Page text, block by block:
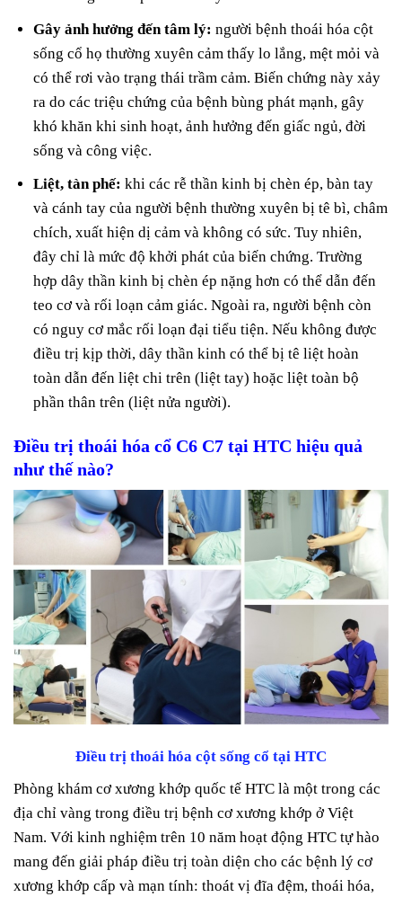
Gây ảnh hưởng đến tâm lý:người bệnh thoái hóa cột
sống cổ họ thường xuyên cảm thấy lo lắng, mệt mỏi và
có thể rơi vào trạng thái trầm cảm. Biến chứng này xảy
ra do các triệu chứng của bệnh bùng phát mạnh, gây
khó khăn khi sinh hoạt, ảnh hưởng đến giấc ngủ, đời
sống và công việc.
Liệt, tàn phế:khi các rễ thần kinh bị chèn ép, bàn tay
và cánh tay của người bệnh thường xuyên bị tê bì, châm
chích, xuất hiện dị cảm và không có sức. Tuy nhiên,
đây chỉ là mức độ khởi phát của biến chứng. Trường
hợp dây thần kinh bị chèn ép nặng hơn có thể dẫn đến
teo cơ và rối loạn cảm giác. Ngoài ra, người bệnh còn
có nguy cơ mắc rối loạn đại tiểu tiện. Nếu không được
điều trị kịp thời, dây thần kinh có thể bị tê liệt hoàn
toàn dẫn đến liệt chi trên (liệt tay) hoặc liệt toàn bộ
phần thân trên (liệt nửa người).
Điều trị thoái hóa cổ C6 C7 tại HTC hiệu quả
như thế nào?
Điều trị thoái hóa cột sống cổ tại HTC
Phòng khám cơ xương khớp quốc tế HTC là một trong các
địa chỉ vàng trong điều trị bệnh cơ xương khớp ở Việt
Nam. Với kinh nghiệm trên 10 năm hoạt động HTC tự hào
mang đến giải pháp điều trị toàn diện cho các bệnh lý cơ
xương khớp cấp và mạn tính: thoát vị đĩa đệm, thoái hóa,